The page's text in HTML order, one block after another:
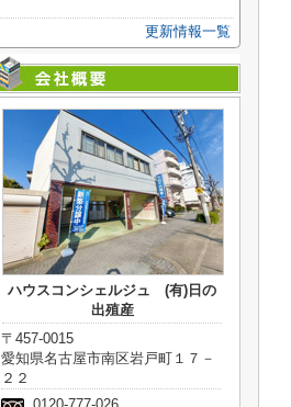
更新情報一覧
ハウスコンシェルジュ (有)日の
出殖産
〒457-0015
愛知県名古屋市南区岩戸町１７－
２２